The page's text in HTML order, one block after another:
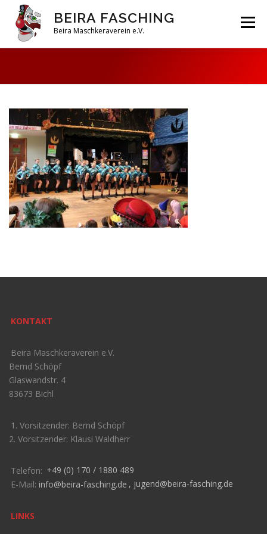
Inhalt
springen
BEIRA FASCHING
Beira Maschkeraverein e.V.
Menü
VEREIN ARCHIV
KONTAKT
Beira Maschkeraverein e.V.
Bernd Schöpf
Glaswandstr. 4
83673 Bichl
1. Vorsitzender: Bernd Schöpf
2. Vorsitzender: Klausi Waldherr
Telefon: +49 (0) 170 / 1880 489
E-Mail: info@beira-fasching.de , jugend@beira-fasching.de
LINKS